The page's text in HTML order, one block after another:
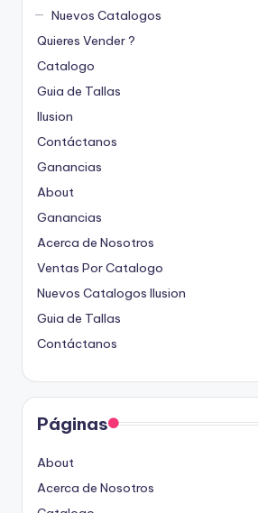
Nuevos Catalogos
Quieres Vender ?
Catalogo
Guia de Tallas
Ilusion
Contáctanos
Ganancias
About
Ganancias
Acerca de Nosotros
Ventas Por Catalogo
Nuevos Catalogos Ilusion
Guia de Tallas
Contáctanos
Páginas
About
Acerca de Nosotros